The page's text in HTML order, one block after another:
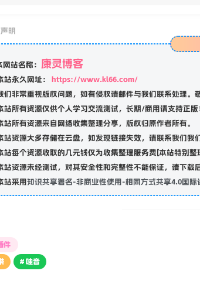
明
网站名称： 康灵博客
站永久网址： https://www.kl66.com/
们非常重视版权问题，如有侵权请邮件与我们联系处理。
站所有资源仅供个人学习交流测试，长期/商用请支持正版
站所有资源来自网络收集整理分享，版权归原作者所有。
站资源大多存储在云盘，如发现链接失效，请联系我们我
站每个资源收取的几元钱仅为收集整理服务费[本站特别整
站资源未经测试，对其安全性和完整性不能保证，请下载
站采用 知识共享署名-非商业性使用-相同方式共享4.0国际
件
# 哇音